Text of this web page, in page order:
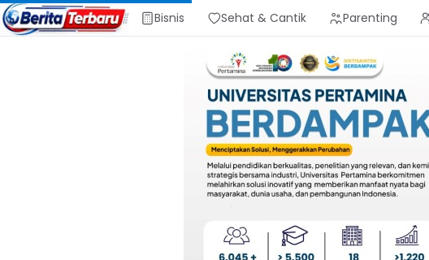
Bisnis Sehat & Cantik Parenting